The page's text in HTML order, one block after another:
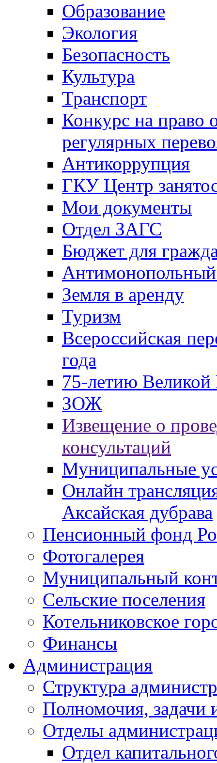
Образование
Экология
Безопасность
Культура
Транспорт
Конкурс на право
регулярных
Антикоррупция
ГКУ Центр
Мои документы
Отдел ЗАГС
Бюджет для
Антимонопольный
Земля в аренду
Туризм
Всероссийская
года
75-летию
ЗОЖ
Извещение о
консультаций
Муниципальные
Онлайн
Аксайская дубрава
Пенсионный фонд
Фотогалерея
Муниципальный
Сельские поселения
Котельниковское
Финансы
Администрация
Структура
Полномочия, задачи
Отделы
Отдел